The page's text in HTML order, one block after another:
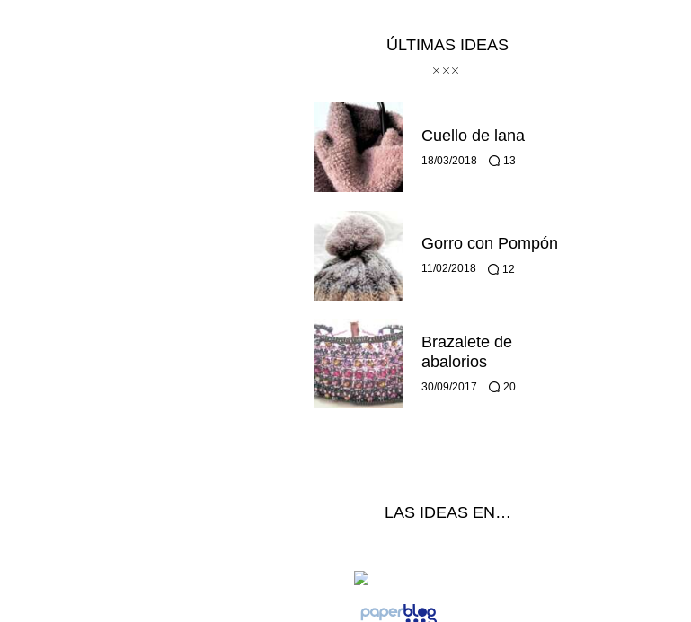
ÚLTIMAS IDEAS
Cuello de lana
18/03/2018 13
Gorro con Pompón
11/02/2018 12
Brazalete de
abalorios
30/09/2017 20
LAS IDEAS EN…